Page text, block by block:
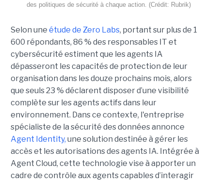
des politiques de sécurité à chaque action. (Crédit: Rubrik)
Selon une étude de Zero Labs, portant sur plus de 1
600 répondants, 86 % des responsables IT et
cybersécurité estiment que les agents IA
dépasseront les capacités de protection de leur
organisation dans les douze prochains mois, alors
que seuls 23 % déclarent disposer d’une visibilité
complète sur les agents actifs dans leur
environnement. Dans ce contexte, l'entreprise
spécialiste de la sécurité des données annonce
Agent Identity, une solution destinée à gérer les
accès et les autorisations des agents IA. Intégrée à
Agent Cloud, cette technologie vise à apporter un
cadre de contrôle aux agents capables d’interagir